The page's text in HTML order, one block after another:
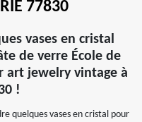
77830
vases en cristal
de verre École de
art jewelry vintage à
!
quelques vases en cristal pour